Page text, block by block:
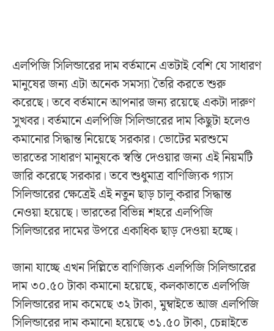
এলপিজি সিলিন্ডারের দাম বর্তমানে এতটাই বেশি যে সাধারণ
মানুষের জন্য এটা অনেক সমস্যা তৈরি করতে শুরু
করেছে। তবে বর্তমানে আপনার জন্য রয়েছে একটা দারুণ
সুখবর। বর্তমানে এলপিজি সিলিন্ডারের দাম কিছুটা হলেও
কমানোর সিদ্ধান্ত নিয়েছে সরকার। ভোটের মরশুমে
ভারতের সাধারণ মানুষকে স্বস্তি দেওয়ার জন্য এই নিয়মটি
জারি করেছে সরকার। তবে শুধুমাত্র বাণিজ্যিক গ্যাস
সিলিন্ডারের ক্ষেত্রেই এই নতুন ছাড় চালু করার সিদ্ধান্ত
নেওয়া হয়েছে। ভারতের বিভিন্ন শহরে এলপিজি
সিলিন্ডারের দামের উপরে একাধিক ছাড় দেওয়া হচ্ছে।
জানা যাচ্ছে এখন দিল্লিতে বাণিজ্যিক এলপিজি সিলিন্ডারের
দাম ৩০.৫০ টাকা কমানো হয়েছে, কলকাতাতে এলপিজি
সিলিন্ডারের দাম কমেছে ৩২ টাকা, মুম্বাইতে আজ এলপিজি
সিলিন্ডারের দাম কমানো হয়েছে ৩১.৫০ টাকা, চেন্নাইতে